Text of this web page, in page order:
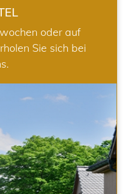
oder auf
Sie sich bei